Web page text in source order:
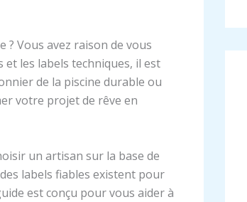
? Vous avez raison de vous
les labels techniques, il est
de la piscine durable ou
votre projet de rêve en
un artisan sur la base de
labels fiables existent pour
est conçu pour vous aider à